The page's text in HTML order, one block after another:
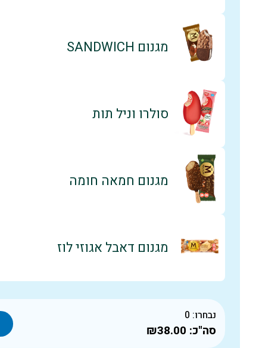
מגנום SANDWICH
סולרו וניל תות
מגנום חמאה חומה
מגנום דאבל אגוזי לוז
נבחרו: 0
סה"כ: ₪38.00